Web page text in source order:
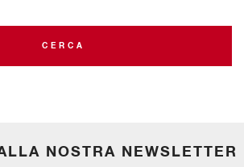
CERCA
NOSTRA NEWSLETTER